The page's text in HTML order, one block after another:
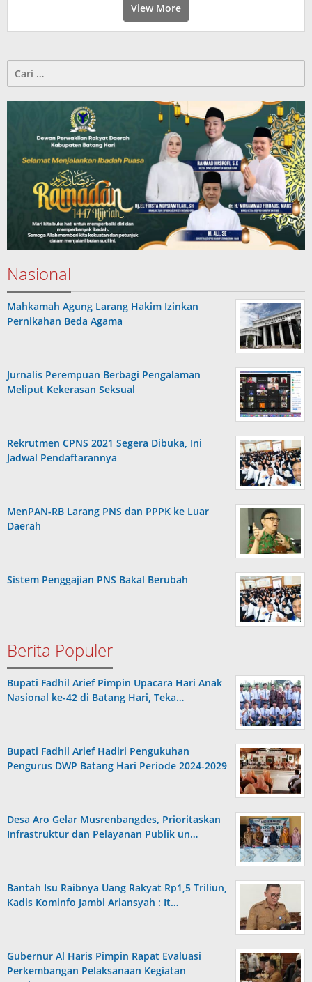
View More
Cari
Nasional
Mahkamah Agung Larang Hakim Izinkan
Pernikahan Beda Agama
Jurnalis Perempuan Berbagi Pengalaman
Meliput Kekerasan Seksual
Rekrutmen CPNS 2021 Segera Dibuka, Ini
Jadwal Pendaftarannya
MenPAN-RB Larang PNS dan PPPK ke Luar
Daerah
Sistem Penggajian PNS Bakal Berubah
Berita Populer
Bupati Fadhil Arief Pimpin Upacara Hari Anak
Nasional ke-42 di Batang Hari, Teka…
Bupati Fadhil Arief Hadiri Pengukuhan
Pengurus DWP Batang Hari Periode 2024-2029
Desa Aro Gelar Musrenbangdes, Prioritaskan
Infrastruktur dan Pelayanan Publik un…
Bantah Isu Raibnya Uang Rakyat Rp1,5 Triliun,
Kadis Kominfo Jambi Ariansyah : It…
Gubernur Al Haris Pimpin Rapat Evaluasi
Perkembangan Pelaksanaan Kegiatan